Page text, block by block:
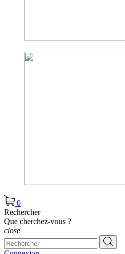
0
Rechercher
Que cherchez-vous ?
close